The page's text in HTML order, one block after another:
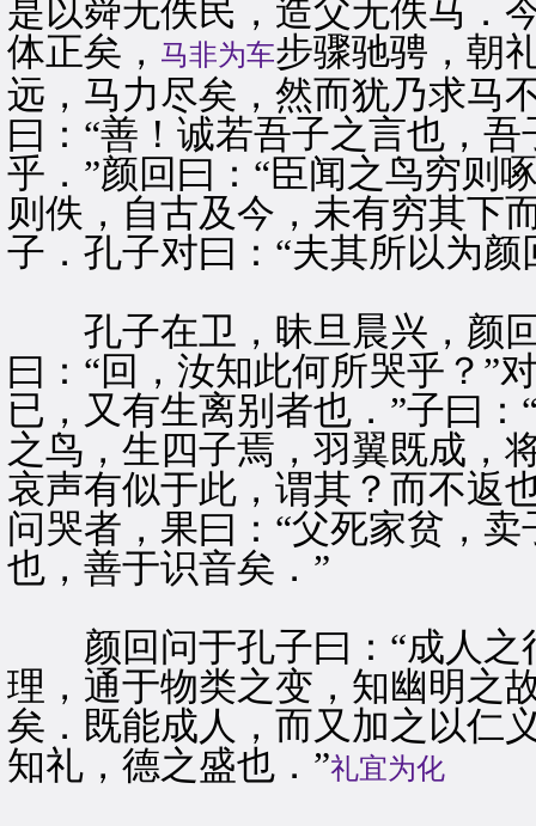
是以舜无佚民，造父无佚马．
体正矣， 马非为车步骤驰骋，朝
远，马力尽矣，然而犹乃求马
曰：“善！诚若吾子之言也，
乎．”颜回曰：“臣闻之鸟穷则
则佚，自古及今，未有穷其下
子．孔子对曰：“夫其所以为
孔子在卫，昧旦晨兴，颜回
曰：“回，汝知此何所哭乎？”
已，又有生离别者也．”子曰
之鸟，生四子焉，羽翼既成，
哀声有似于此，谓其？而不返
问哭者，果曰：“父死家贫，
也，善于识音矣．”
颜回问于孔子曰：“成人之
理，通于物类之变，知幽明之
矣．既能成人，而又加之以仁
知礼，德之盛也．”礼宜为化